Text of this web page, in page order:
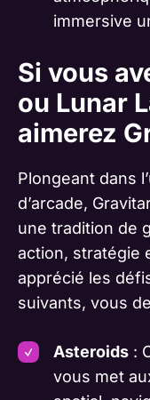
immersive
Si vous
ou Lunar
aimerez
Plongeant dans
d’arcade,
une tradition de
action, stratégie
apprécié les
suivants, vous
Asteroids:
vous met